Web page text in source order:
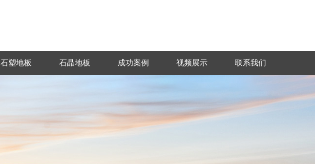
石塑地板 石晶地板 成功案例 视频展示 联系我们